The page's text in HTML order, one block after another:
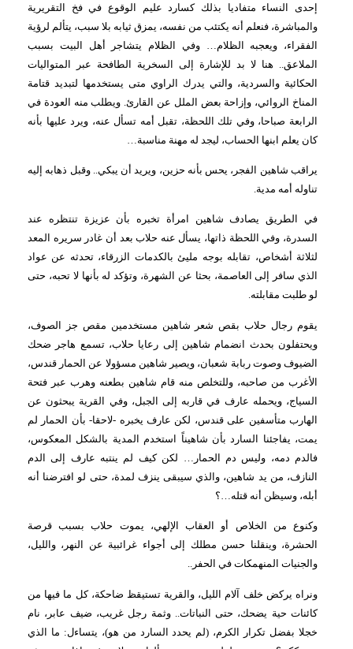
إحدى النساء متفاديا بذلك كسارد عليم الوقوع في فخ التقريرية
والمباشرة، فنعلم أنه يكتئب من نفسه، يمزق ثيابه بلا سبب، يتألم لرؤية
الفقراء، ويعجبه الظلام… وفي الظلام يتشاجر أهل البيت بسبب
الملاعق.. هنا لا بد للإشارة إلى السخرية الطافحة عبر المتواليات
الحكائية والسردية، والتي يدرك الراوي متى يستخدمها لتبديد قتامة
المناخ الروائي، وإزاحة بعض الملل عن القارئ. ويطلب منه العودة في
الرابعة صباحا، وفي تلك اللحظة، تقبل أمه تسأل عنه، ويرد عليها بأنه
كان يعلم ابنها الحساب، ليجد له مهنة مناسبة…
يراقب شاهين الفجر، يحس بأنه حزين، ويريد أن يبكي.. وقبل ذهابه إليه
تناوله أمه مدية.
في الطريق يصادف شاهين امرأة تخبره بأن عزيزة تنتظره عند
السدرة، وفي اللحظة ذاتها، يسأل عنه حلاب بعد أن غادر سريره المعد
لثلاثة أشخاص، تقابله بوجه مليئ بالكدمات الزرقاء، تحدثه عن عواد
الذي سافر إلى العاصمة، بحثا عن الشهرة، وتؤكد له بأنها لا تحبه، حتى
لو طلبت مقابلته.
يقوم رجال حلاب بقص شعر شاهين مستخدمين مقص جز الصوف،
ويحتفلون بحدث انضمام شاهين إلى رعايا حلاب، تسمع هاجر ضحك
الضيوف وصوت ربابة شعبان، ويصير شاهين مسؤولا عن الحمار قندس،
الأغرب من صاحبه، وللتخلص منه قام شاهين بطعنه وهرب عبر فتحة
السياج، ويحمله عارف في قاربه إلى الجبل، وفي القرية يبحثون عن
الهارب متأسفين على قندس، لكن عارف يخبره -لاحقا- بأن الحمار لم
يمت، يفاجئنا السارد بأن شاهيناً استخدم المدية بالشكل المعكوس،
فالدم دمه، وليس دم الحمار… لكن كيف لم ينتبه عارف إلى الدم
النازف، من يد شاهين، والذي سيبقى ينزف لمدة، حتى لو افترضنا أنه
أبله، وسيظن أنه قتله…؟
وكنوع من الخلاص أو العقاب الإلهي، يموت حلاب بسبب قرصة
الحشرة، وينقلنا حسن مطلك إلى أجواء غرائبية عن النهر، والليل،
والجنيات المنهمكات في الحفر..
ونراه يركض خلف آلام الليل، والقرية تستيقظ ضاحكة، كل ما فيها من
كائنات حية يضحك، حتى النباتات.. وثمة رجل غريب، ضيف عابر، نام
خجلا بفضل تكرار الكرم، (لم يحدد السارد من هو)، يتساءل: ما الذي